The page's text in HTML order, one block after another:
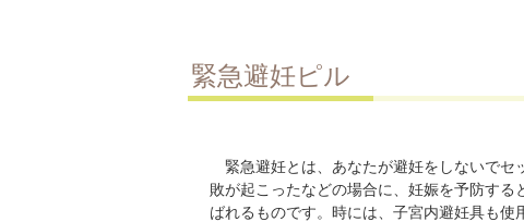
緊急避妊ピル
緊急避妊とは、あなたが避妊をしないでセ
敗が起こったなどの場合に、妊娠を予防す
ばれるものです。時には、子宮内避妊具も